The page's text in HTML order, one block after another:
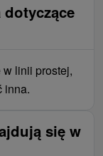
dotyczące
w linii prostej,
inna.
się w